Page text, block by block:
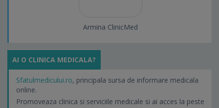
Armina ClinicMed
AI O CLINICA MEDICALA?
Sfatulmedicului.ro, principala sursa de informare medicala
online.
Promoveaza clinica si serviciile medicale si ai acces la peste